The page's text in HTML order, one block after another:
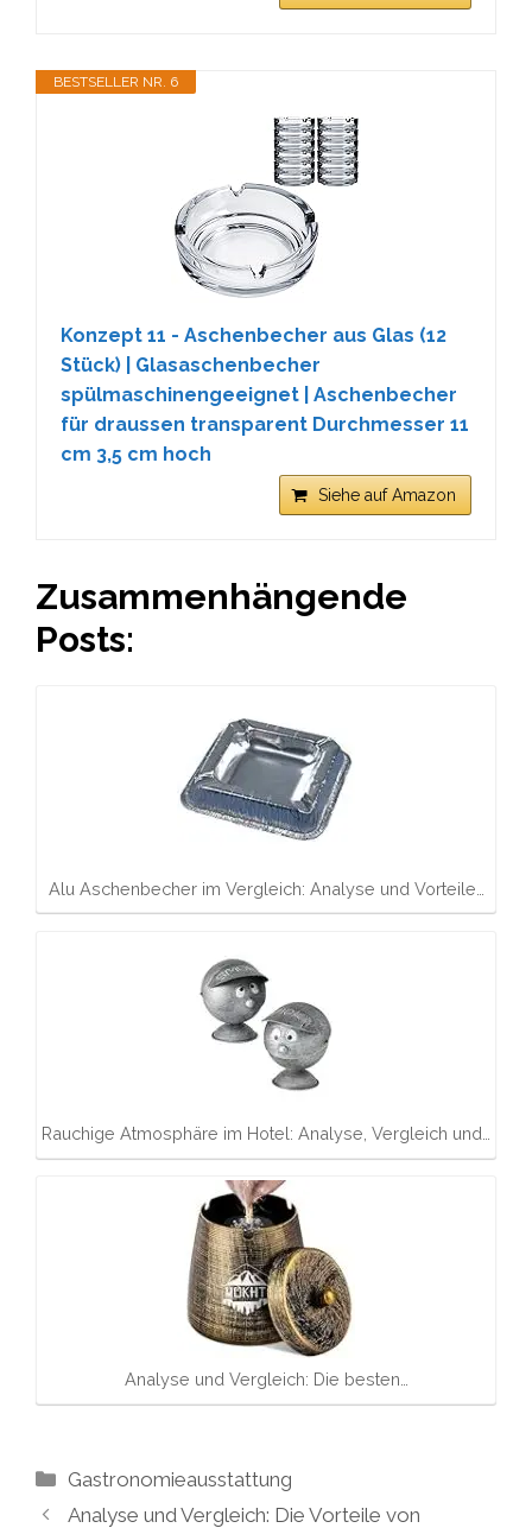
BESTSELLER NR. 6
Konzept 11 - Aschenbecher aus Glas (12
Stück) | Glasaschenbecher
spülmaschinengeeignet | Aschenbecher
für draussen transparent Durchmesser 11
cm 3,5 cm hoch
Siehe auf Amazon
Zusammenhängende
Posts:
Alu Aschenbecher im Vergleich: Analyse und Vorteile…
Rauchige Atmosphäre im Hotel: Analyse, Vergleich und…
Analyse und Vergleich: Die besten…
Kategorien
Gastronomieausstattung
Analyse und Vergleich: Die Vorteile von